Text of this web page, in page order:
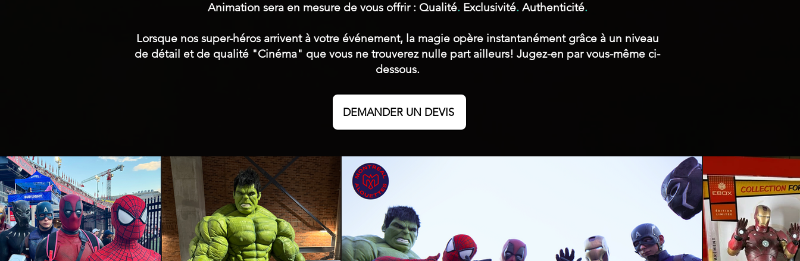
Animation sera en mesure de vous offrir : Qualité. Exclusivité. Authenticité.
Lorsque nos super-héros arrivent à votre événement, la magie opère instantanément grâce à un niveau
de détail et de qualité "Cinéma" que vous ne trouverez nulle part ailleurs! Jugez-en par vous-même ci-
dessous.
DEMANDER UN DEVIS